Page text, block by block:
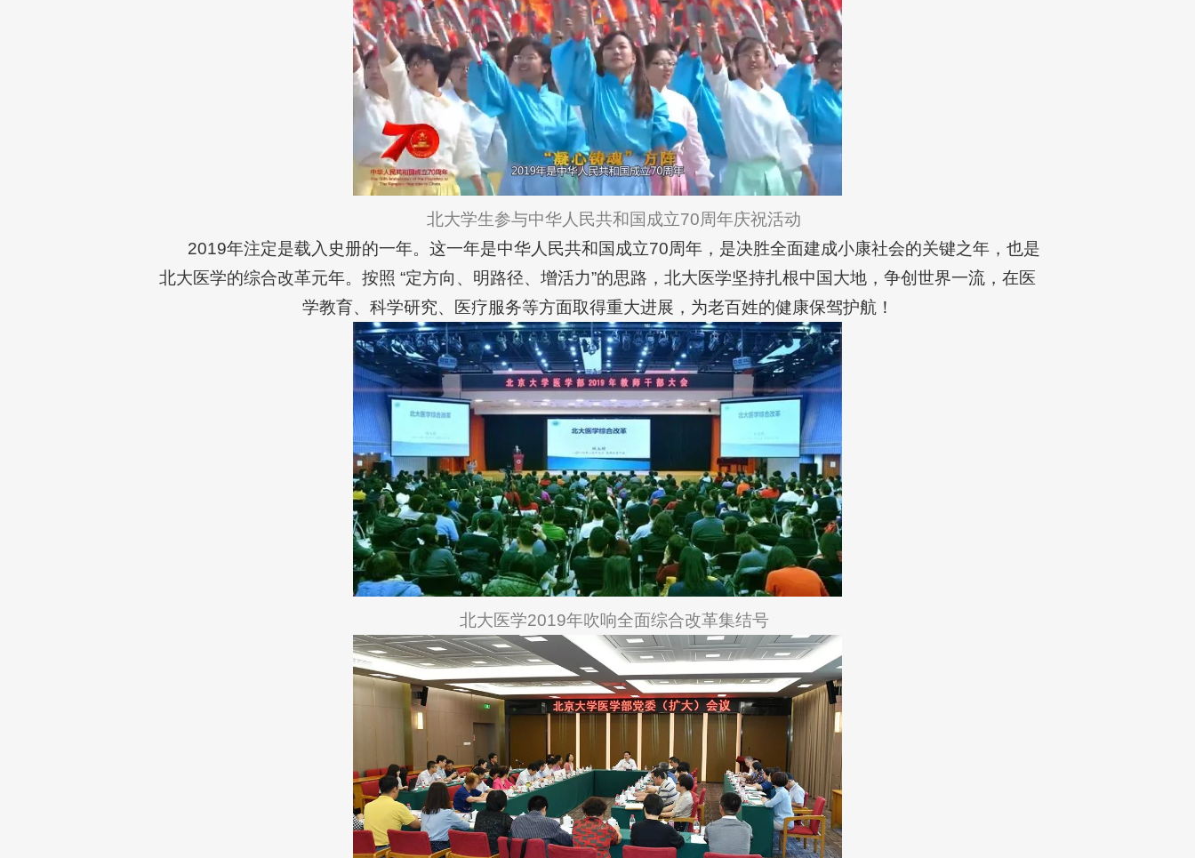
北大学生参与中华人民共和国成立70周年庆祝活动
2019年注定是载入史册的一年。这一年是中华人民共和国成立70周年，是决胜全面建成小康社会的关键之年，也是
北大医学的综合改革元年。按照 “定方向、明路径、增活力”的思路，北大医学坚持扎根中国大地，争创世界一流，在医
学教育、科学研究、医疗服务等方面取得重大进展，为老百姓的健康保驾护航！
北大医学2019年吹响全面综合改革集结号